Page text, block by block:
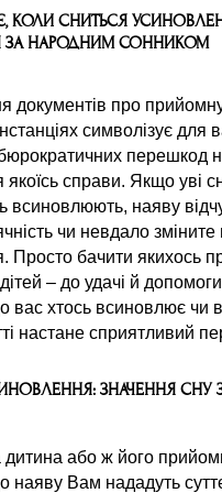
КОЛИ СНИТЬСЯ
ЗА НАРОДНИМ СОННИКОМ
документів про
символізує для
перешкод
справи. Якщо уві
всиновлюють, наяву
чи невдало зміните
Просто бачити якихось
– до удачі й
вас хтось всиновлює чи
настане сприятливий
ЗНАЧЕННЯ СНУ
або ж його
наяву Вам нададуть